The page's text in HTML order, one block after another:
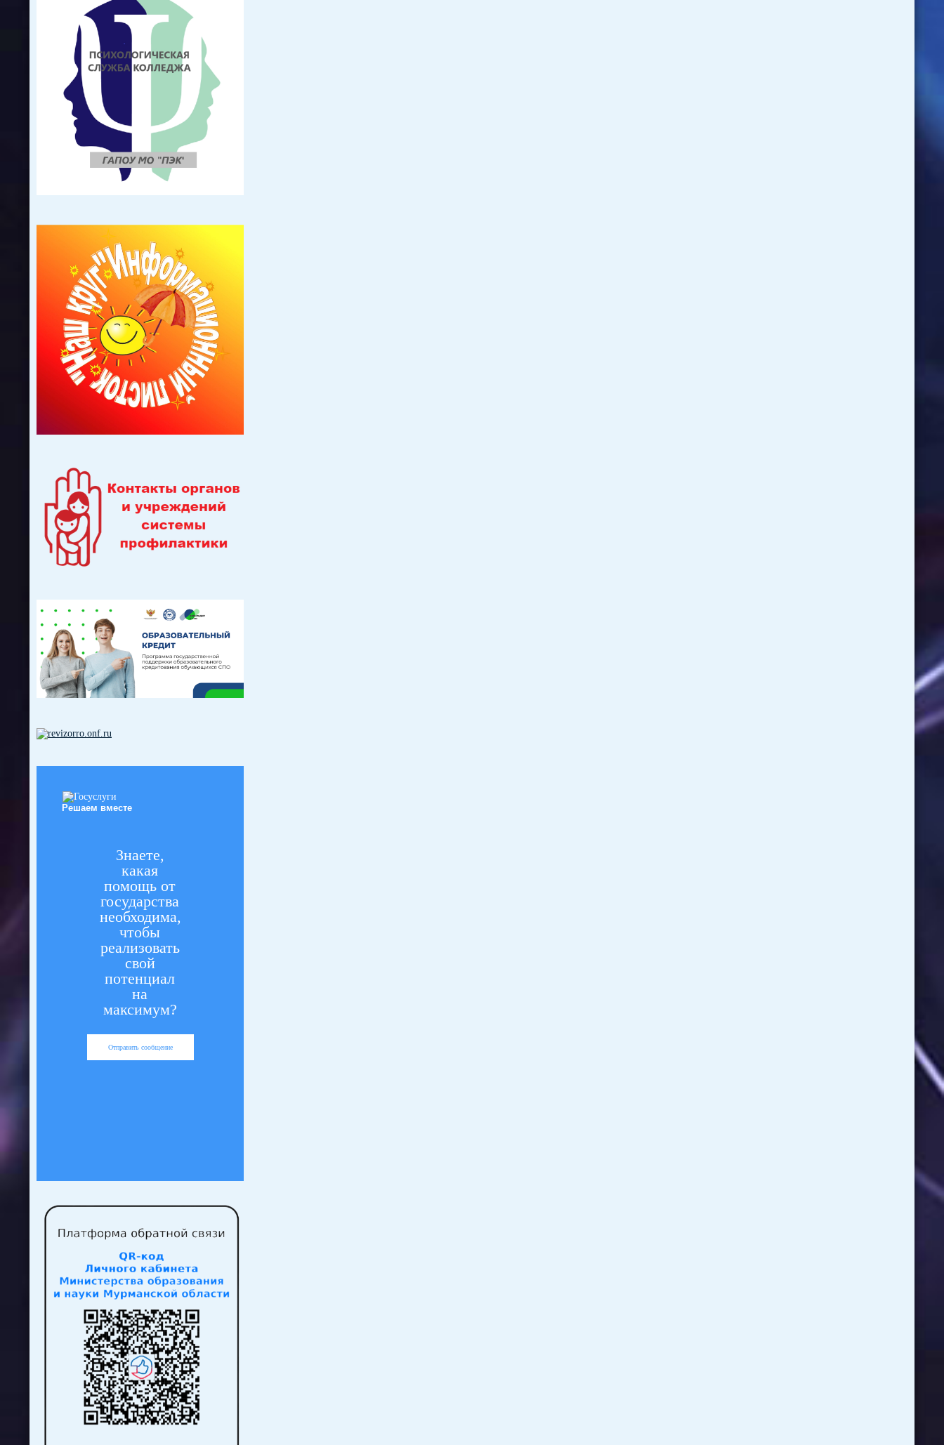
Решаем вместе
Знаете,
какая
помощь от
государства
необходима,
чтобы
реализовать
свой
потенциал
на
максимум?
Отправить сообщение